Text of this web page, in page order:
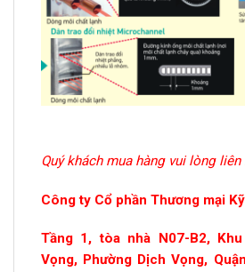
Quý khách mua hàng vui lòng liên
Công ty Cổ phần Thương mại
Tầng 1, tòa nhà N07-B2,
Vọng, Phường Dịch Vọng,